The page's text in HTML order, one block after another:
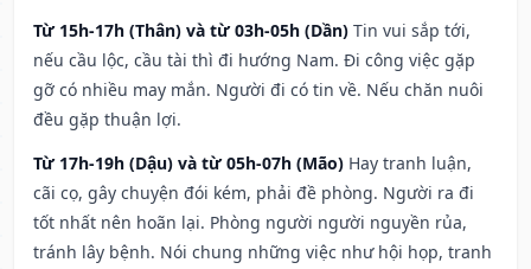
Từ 15h-17h (Thân) và từ 03h-05h (Dần) Tin vui sắp tới,
nếu cầu lộc, cầu tài thì đi hướng Nam. Đi công việc gặp
gỡ có nhiều may mắn. Người đi có tin về. Nếu chăn nuôi
đều gặp thuận lợi.
Từ 17h-19h (Dậu) và từ 05h-07h (Mão) Hay tranh luận,
cãi cọ, gây chuyện đói kém, phải đề phòng. Người ra đi
tốt nhất nên hoãn lại. Phòng người người nguyền rủa,
tránh lây bệnh. Nói chung những việc như hội họp, tranh